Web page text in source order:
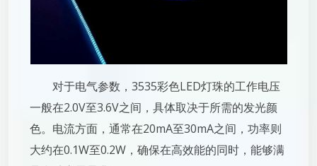
对于电气参数，3535彩色LED灯珠的工作电压
一般在2.0V至3.6V之间，具体取决于所需的发光颜
色。电流方面，通常在20mA至30mA之间，功率则
大约在0.1W至0.2W，确保在高效能的同时，能够满